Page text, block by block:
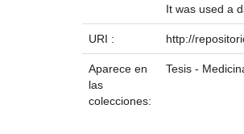
It was used a
URI : http://
Aparece en
las
colecciones:
Tesis -